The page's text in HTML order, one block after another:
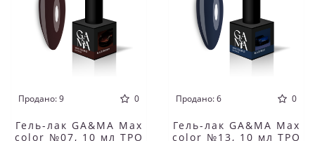
Продано: 9 0
Гель-лак GA&MA Max
color №07, 10 мл TPO
Продано: 6 0
Гель-лак GA&MA Max
color №13, 10 мл TPO